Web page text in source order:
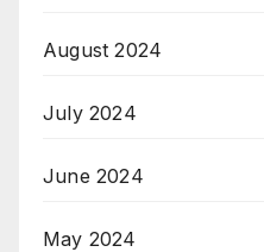
August 2024
July 2024
June 2024
May 2024